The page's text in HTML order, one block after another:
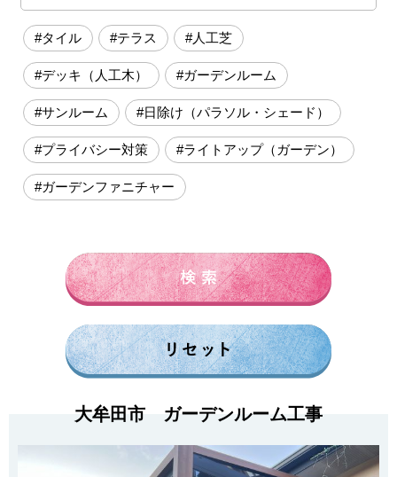
150万円前後 200万円前後 250万円前後
300万円前後 500万円～
#タイル #テラス #人工芝
#デッキ（人工木） #ガーデンルーム
#サンルーム #日除け（パラソル・シェード）
#プライバシー対策 #ライトアップ（ガーデン）
#ガーデンファニチャー
大牟田市 ガーデンルーム工事